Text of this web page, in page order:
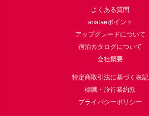
よくある質問
anataeポイント
アップグレードについて
宿泊カタログについて
会社概要
特定商取引法に基づく表記
標識・旅行業約款
プライバシーポリシー